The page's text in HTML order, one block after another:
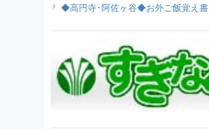
◆高円寺･阿佐ヶ谷◆お外ご飯覚え書